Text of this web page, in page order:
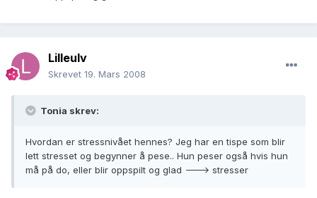
Lilleulv
Skrevet 19. Mars 2008
Tonia skrev:
Hvordan er stressnivået hennes? Jeg har en tispe som blir
lett stresset og begynner å pese.. Hun peser også hvis hun
må på do, eller blir oppspilt og glad ---> stresser